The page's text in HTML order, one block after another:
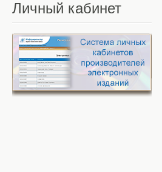
Личный кабинет